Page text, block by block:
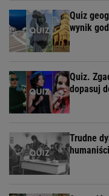
Quiz
wynik
Quiz.
dopasuj
Trudne